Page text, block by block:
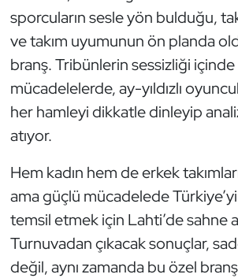
sporcuların sesle yön bulduğu,
ve takım uyumunun ön planda
branş. Tribünlerin sessizliği
mücadelelerde, ay-yıldızlı
her hamleyi dikkatle dinleyip
atıyor.
Hem kadın hem de erkek
ama güçlü mücadelede
temsil etmek için Lahti’de sahne
Turnuvadan çıkacak sonuçlar,
değil, aynı zamanda bu özel
Triatlon
Voleybol
Vücut Geliştirme Fitness
Yelken